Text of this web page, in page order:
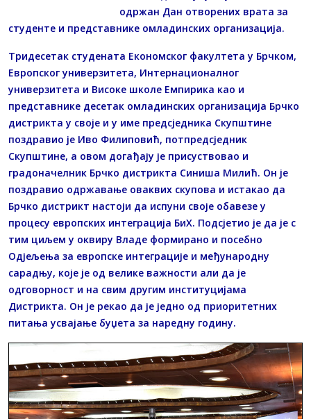
одржан Дан отворених врата за
студенте и представнике омладинских организација.
Тридесетак студената Економског факултета у Брчком,
Европског универзитета, Интернационалног
универзитета и Високе школе Емпирика као и
представнике десетак омладинских организација Брчко
дистрикта у своје и у име предсједника Скупштине
поздравио је Иво Филиповић, потпредсједник
Скупштине, а овом догађају је присуствовао и
градоначелник Брчко дистрикта Синиша Милић. Он је
поздравио одржавање оваквих скупова и истакао да
Брчко дистрикт настоји да испуни своје обавезе у
процесу европских интеграција БиХ. Подсјетио је да је с
тим циљем у оквиру Владе формирано и посебно
Одјељења за европске интеграције и међународну
сарадњу, које је од велике важности али да је
одговорност и на свим другим институцијама
Дистрикта. Он је рекао да је једно од приоритетних
питања усвајање буџета за наредну годину.